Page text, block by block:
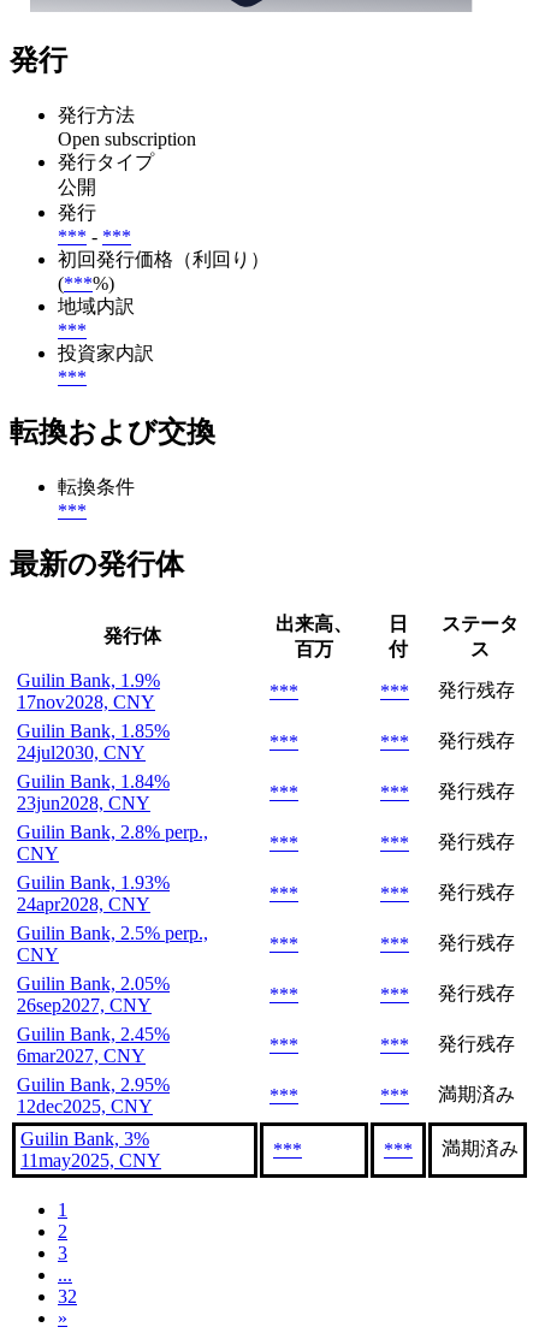
発行
発行方法
Open subscription
発行タイプ
公開
発行
*** - ***
初回発行価格（利回り）
(***%)
地域内訳
***
投資家内訳
***
転換および交換
転換条件
***
最新の発行体
発行体
出来高、
百万
日
付
ステータ
ス
Guilin Bank, 1.9%
17nov2028, CNY
*** ***
発行残存
Guilin Bank, 1.85%
24jul2030, CNY
*** ***
発行残存
Guilin Bank, 1.84%
23jun2028, CNY
*** ***
発行残存
Guilin Bank, 2.8% perp.,
CNY
*** ***
発行残存
Guilin Bank, 1.93%
24apr2028, CNY
*** ***
発行残存
Guilin Bank, 2.5% perp.,
CNY
*** ***
発行残存
Guilin Bank, 2.05%
26sep2027, CNY
*** ***
発行残存
Guilin Bank, 2.45%
6mar2027, CNY
*** ***
発行残存
Guilin Bank, 2.95%
12dec2025, CNY
*** *** 満期済み
Guilin Bank, 3%
11may2025, CNY
*** *** 満期済み
1
2
3
...
32
»